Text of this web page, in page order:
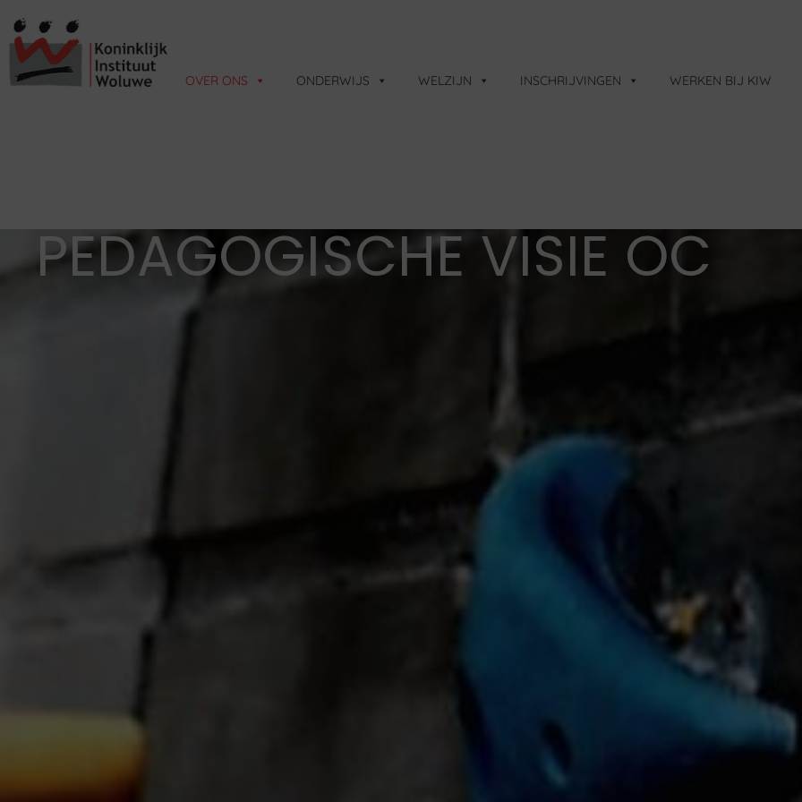
OVER ONS ONDERWIJS WELZIJN INSCHRIJVINGEN WERKEN BIJ KIW
PEDAGOGISCHE VISIE OC